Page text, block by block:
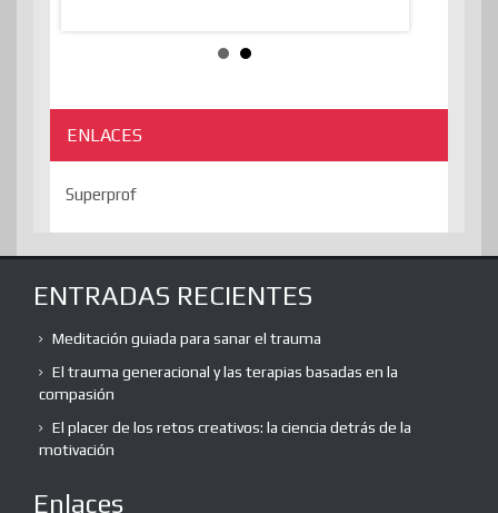
ENLACES
Superprof
ENTRADAS RECIENTES
Meditación guiada para sanar el trauma
El trauma generacional y las terapias basadas en la
compasión
El placer de los retos creativos: la ciencia detrás de la
motivación
Enlaces